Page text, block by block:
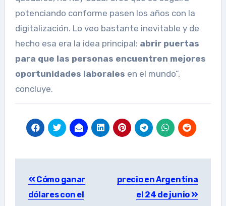
potenciando conforme pasen los años con la
digitalización. Lo veo bastante inevitable y de
hecho esa era la idea principal: abrir puertas
para que las personas encuentren mejores
oportunidades laborales en el mundo”,
concluye.
navigation
Cómo ganar
dólares con el
precio en Argentina
el 24 de junio